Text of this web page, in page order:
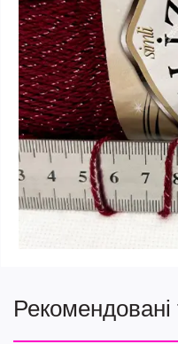
Рекомендовані